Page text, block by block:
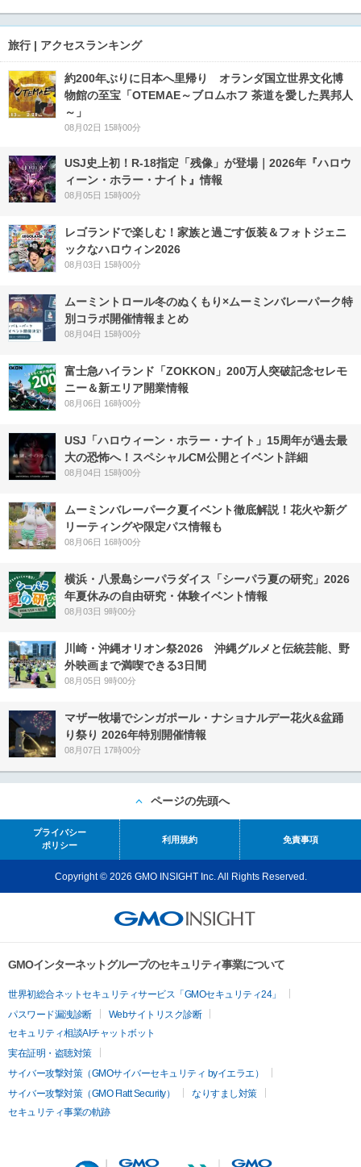
旅行 | アクセスランキング
約200年ぶりに日本へ里帰り オランダ国立世界文化博
物館の至宝「OTEMAE～ブロムホフ 茶道を愛した異邦人
～」
08月02日 15時00分
USJ史上初！R-18指定「残像」が登場｜2026年『ハロウ
ィーン・ホラー・ナイト』情報
08月05日 15時00分
レゴランドで楽しむ！家族と過ごす仮装＆フォトジェニ
ックなハロウィン2026
08月03日 15時00分
ムーミントロール冬のぬくもり×ムーミンバレーパーク特
別コラボ開催情報まとめ
08月04日 15時00分
富士急ハイランド「ZOKKON」200万人突破記念セレモ
ニー＆新エリア開業情報
08月06日 16時00分
USJ「ハロウィーン・ホラー・ナイト」15周年が過去最
大の恐怖へ！スペシャルCM公開とイベント詳細
08月04日 15時00分
ムーミンバレーパーク夏イベント徹底解説！花火や新グ
リーティングや限定パス情報も
08月06日 16時00分
横浜・八景島シーパラダイス「シーパラ夏の研究」2026
年夏休みの自由研究・体験イベント情報
08月03日 9時00分
川崎・沖縄オリオン祭2026 沖縄グルメと伝統芸能、野
外映画まで満喫できる3日間
08月05日 9時00分
マザー牧場でシンガポール・ナショナルデー花火&盆踊
り祭り 2026年特別開催情報
08月07日 17時00分
ページの先頭へ
プライバシー
ポリシー
利用規約 免責事項
Copyright © 2026 GMO INSIGHT Inc. All Rights Reserved.
GMOインターネットグループのセキュリティ事業について
世界初総合ネットセキュリティサービス「GMOセキュリティ24」
パスワード漏洩診断
Webサイトリスク診断
セキュリティ相談AIチャットボット
実在証明・盗聴対策
サイバー攻撃対策（GMOサイバーセキュリティ byイエラエ）
サイバー攻撃対策（GMO Flatt Security）
なりすまし対策
セキュリティ事業の軌跡